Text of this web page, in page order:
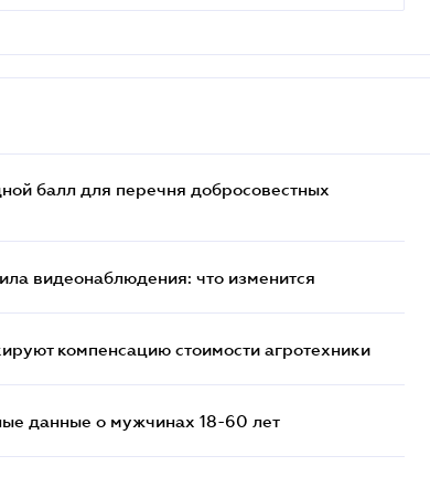
балл для перечня добросовестных
видеонаблюдения: что изменится
компенсацию стоимости агротехники
данные о мужчинах 18-60 лет